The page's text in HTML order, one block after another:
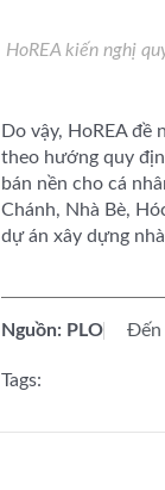
HoREA kiến nghị
Do vậy, HoREA
theo hướng quy
bán nền cho cá
Chánh, Nhà Bè,
dự án xây dựng
Nguồn: PLO Đến
Tags: